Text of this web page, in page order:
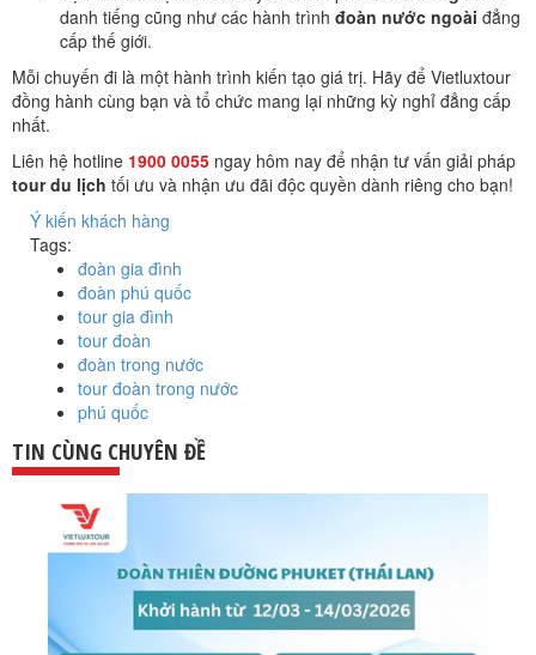
danh tiếng cũng như các hành trình đoàn nước ngoài đẳng
cấp thế giới.
Mỗi chuyến đi là một hành trình kiến tạo giá trị. Hãy để Vietluxtour
đồng hành cùng bạn và tổ chức mang lại những kỳ nghỉ đẳng cấp
nhất.
Liên hệ hotline 1900 0055 ngay hôm nay để nhận tư vấn giải pháp
tour du lịch tối ưu và nhận ưu đãi độc quyền dành riêng cho bạn!
Ý kiến khách hàng
Tags:
đoàn gia đình
đoàn phú quốc
tour gia đình
tour đoàn
đoàn trong nước
tour đoàn trong nước
phú quốc
TIN CÙNG CHUYÊN ĐỀ